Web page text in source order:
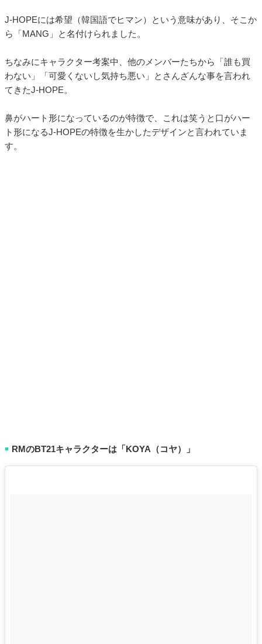
J-HOPEには希望（韓国語でヒマン）という意味があり、そこか
ら「MANG」と名付けられました。
ちなみにキャラクター考案中、他のメンバーたちから「誰も買
わない」「可愛くないし気持ち悪い」とさんざんな事を言われ
てきたJ-HOPE。
鼻がハート形になっているのが特徴で、これは笑うと口がハー
ト形になるJ-HOPEの特徴を生かしたデザインと言われていま
す。
■ RMのBT21キャラクターは「KOYA（コヤ）」